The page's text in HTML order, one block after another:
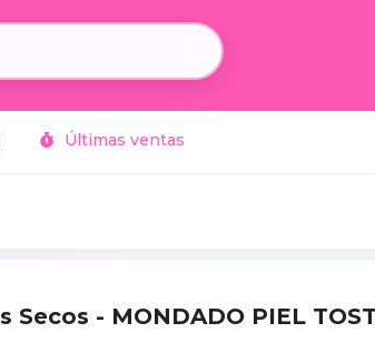
Últimas ventas
Secos - MONDADO PIEL